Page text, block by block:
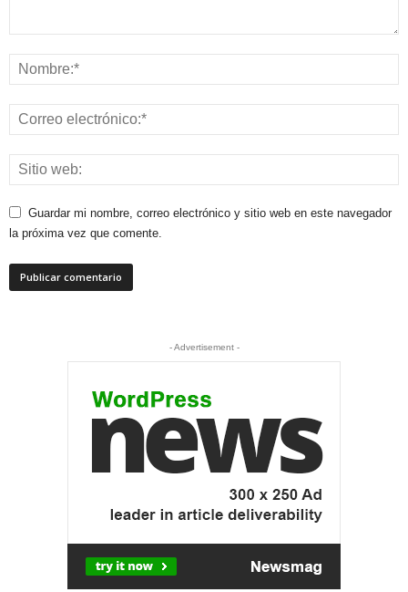
Guardar mi nombre, correo electrónico y sitio web en este navegador
la próxima vez que comente.
- Advertisement -